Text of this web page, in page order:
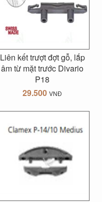
Liên kết trượt đợt gỗ, lắp
âm từ mặt trước Divario
P18
29.500 VNĐ